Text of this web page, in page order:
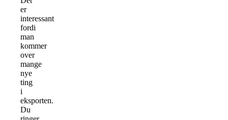
er
interessant
fordi
man
kommer
over
mange
nye
ting
i
eksporten.
Du